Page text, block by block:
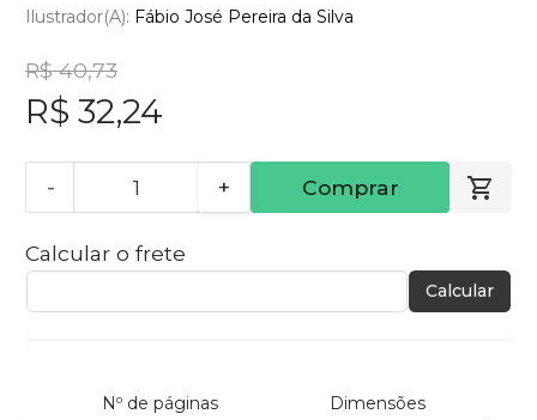
Ilustrador(a): Fábio José Pereira da Silva
R$ 40,73
R$ 32,24
- + Comprar
Calcular o frete
Calcular
Nº de páginas Dimensões